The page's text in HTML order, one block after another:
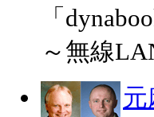
「
～無線